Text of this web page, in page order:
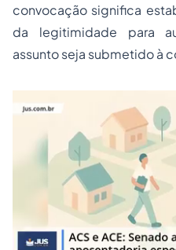
convocação significa
da legitimidade para
assunto seja submetido à